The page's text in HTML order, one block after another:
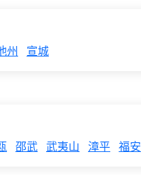
州 宣城
邵武 武夷山 漳平 福安